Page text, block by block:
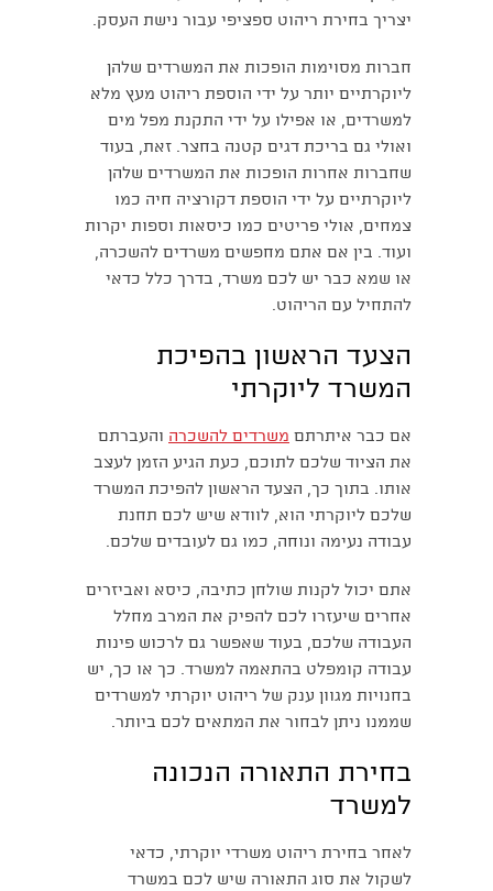
יצריך בחירת ריהוט ספציפי עבור נישת העסק.
חברות מסוימות הופכות את המשרדים שלהן
ליוקרתיים יותר על ידי הוספת ריהוט מעץ מלא
למשרדים, או אפילו על ידי התקנת מפל מים
ואולי גם בריכת דגים קטנה בחצר. זאת, בעוד
שחברות אחרות הופכות את המשרדים שלהן
ליוקרתיים על ידי הוספת דקורציה חיה כמו
צמחים, אולי פריטים כמו כיסאות וספות יקרות
ועוד. בין אם אתם מחפשים משרדים להשכרה,
או שמא כבר יש לכם משרד, בדרך כלל כדאי
להתחיל עם הריהוט.
הצעד הראשון בהפיכת
המשרד ליוקרתי
אם כבר איתרתם משרדים להשכרה והעברתם
את הציוד שלכם לתוכם, כעת הגיע הזמן לעצב
אותו. בתוך כך, הצעד הראשון להפיכת המשרד
שלכם ליוקרתי הוא, לוודא שיש לכם תחנת
עבודה נעימה ונוחה, כמו גם לעובדים שלכם.
אתם יכול לקנות שולחן כתיבה, כיסא ואביזרים
אחרים שיעזרו לכם להפיק את המרב מחלל
העבודה שלכם, בעוד שאפשר גם לרכוש פינות
עבודה קומפלט בהתאמה למשרד. כך או כך, יש
בחנויות מגוון ענק של ריהוט יוקרתי למשרדים
שממנו ניתן לבחור את המתאים לכם ביותר.
בחירת התאורה הנכונה
למשרד
לאחר בחירת ריהוט משרדי יוקרתי, כדאי
לשקול את סוג התאורה שיש לכם במשרד